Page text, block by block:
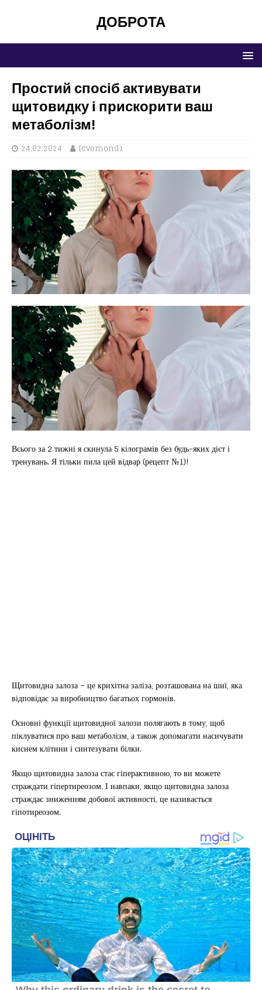
ДОБРОТА
Простий спосіб активувати
щитовидку і прискорити ваш
метаболізм!
24.02.2024 fcvomond1
Всього за 2 тижні я скинула 5 кілограмів без будь-яких дієт і
тренувань. Я тільки пила цей відвар (рецепт №1)!
Щитовидна залоза – це крихітна заліза, розташована на шиї, яка
відповідає за виробництво багатьох гормонів.
Основні функції щитовидної залози полягають в тому, щоб
піклуватися про ваш метаболізм, а також допомагати насичувати
киснем клітини і синтезувати білки.
Якщо щитовидна залоза стає гіперактивною, то ви можете
страждати гіпертиреозом. І навпаки, якщо щитовидна залоза
страждає зниженням добової активності, це називається
гіпотиреозом.